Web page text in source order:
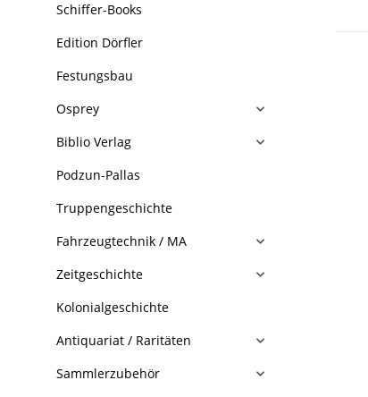
Schiffer-Books
Edition Dörfler
Festungsbau
Osprey
Biblio Verlag
Podzun-Pallas
Truppengeschichte
Fahrzeugtechnik / MA
Zeitgeschichte
Kolonialgeschichte
Antiquariat / Raritäten
Sammlerzubehör